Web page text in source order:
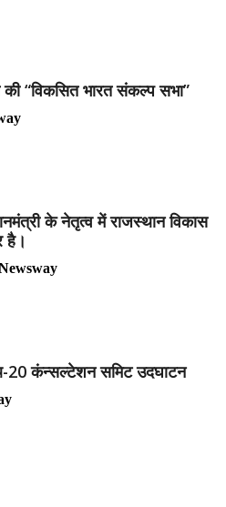
“विकसित भारत संकल्प सभा”
के नेतृत्व में राजस्थान विकास
है।
कंन्सल्टेशन समिट उदघाटन